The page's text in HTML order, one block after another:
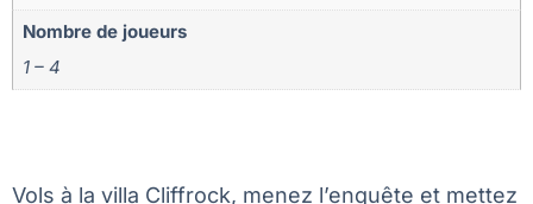
Nombre de joueurs
1 – 4
Vols à la villa Cliffrock, menez l’enquête et mettez